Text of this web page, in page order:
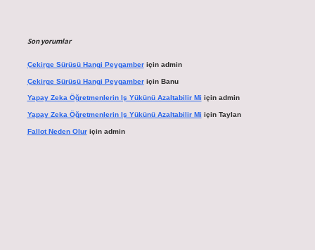
Son yorumlar
Çekirge Sürüsü Hangi Peygamberiçin admin
Çekirge Sürüsü Hangi Peygamberiçin Banu
Yapay Zeka Öğretmenlerin Iş Yükünü Azaltabilir Mi için admin
Yapay Zeka Öğretmenlerin Iş Yükünü Azaltabilir Mi için Taylan
Fallot Neden Oluriçin admin